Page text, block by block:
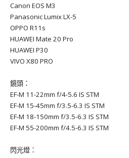
Canon EOS M3
Panasonic Lumix LX-5
OPPO R11s
HUAWEI Mate 20 Pro
HUAWEI P30
VIVO X80 PRO
鏡頭：
EF-M 11-22mm f/4-5.6 IS STM
EF-M 15-45mm f/3.5-6.3 IS STM
EF-M 18-150mm f/3.5-6.3 IS STM
EF-M 55-200mm f/4.5-6.3 IS STM
閃光燈：